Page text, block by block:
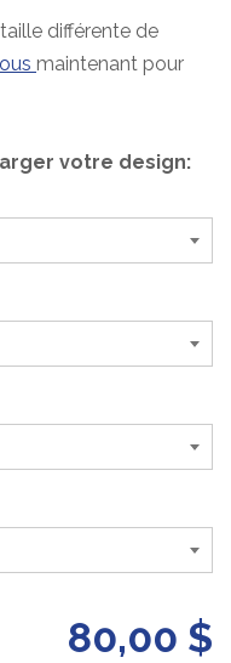
différente de
maintenant pour
votre design:
80,00 $